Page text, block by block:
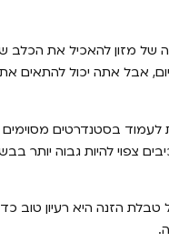
של מזון להאכיל את הכלב
אבל אתה יכול להתאים את
לעמוד בסטנדרטים
צפוי להיות גבוה יותר
הזנה היא רעיון טוב